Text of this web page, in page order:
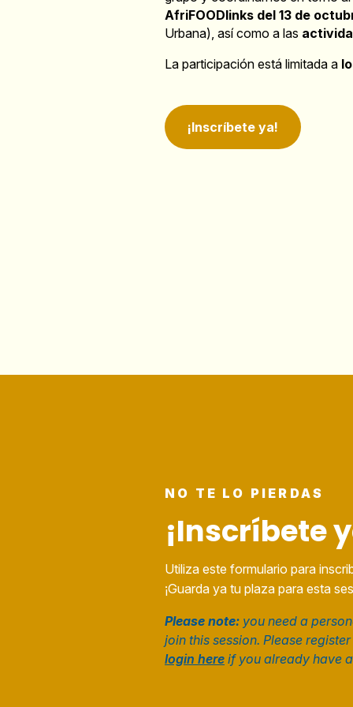
AfriFOODlinks del 13 de
Urbana), así como a las
La participación está limitada a
¡Inscríbete ya!
NO TE LO PIERDAS
¡Inscríbete
Utiliza este formulario para
¡Guarda ya tu plaza para esta
Please note: you need a
join this session. Please register
login here if you already have